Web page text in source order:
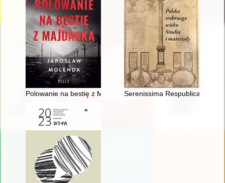
Polowanie na bestię z MajdankaSerenissima Respublica Nostra